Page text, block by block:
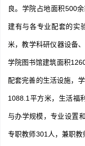
良。学院占地面积500
建有与各专业配套的实
米，教学科研仪器设备
学院图书馆建筑面积
配套完善的生活设施，
1088.1平方米，生活福
与办学规模，专业设置
专职教师301人，兼职